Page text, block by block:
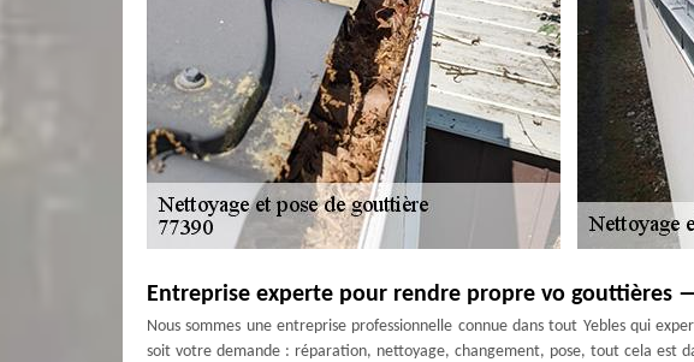
Entreprise experte pour rendre propre vo gouttières
Nous sommes une entreprise professionnelle connue dans tout Yebles qui
soit votre demande : réparation, nettoyage, changement, pose, tout cela est